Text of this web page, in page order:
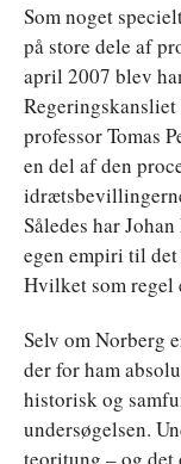
Som noget
på store dele af
april 2007 blev
professor Tomas
en del af den
Således har
egen empiri til det
Hvilket som regel
Selv om Norberg
der for ham
historisk og
undersøgelsen.
teoritung – og det